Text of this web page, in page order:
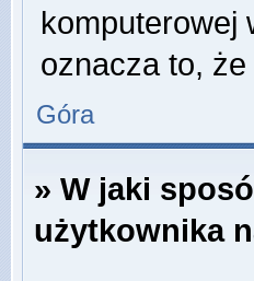
komputerowej
oznacza to, że
Góra
» W jaki
użytkownika